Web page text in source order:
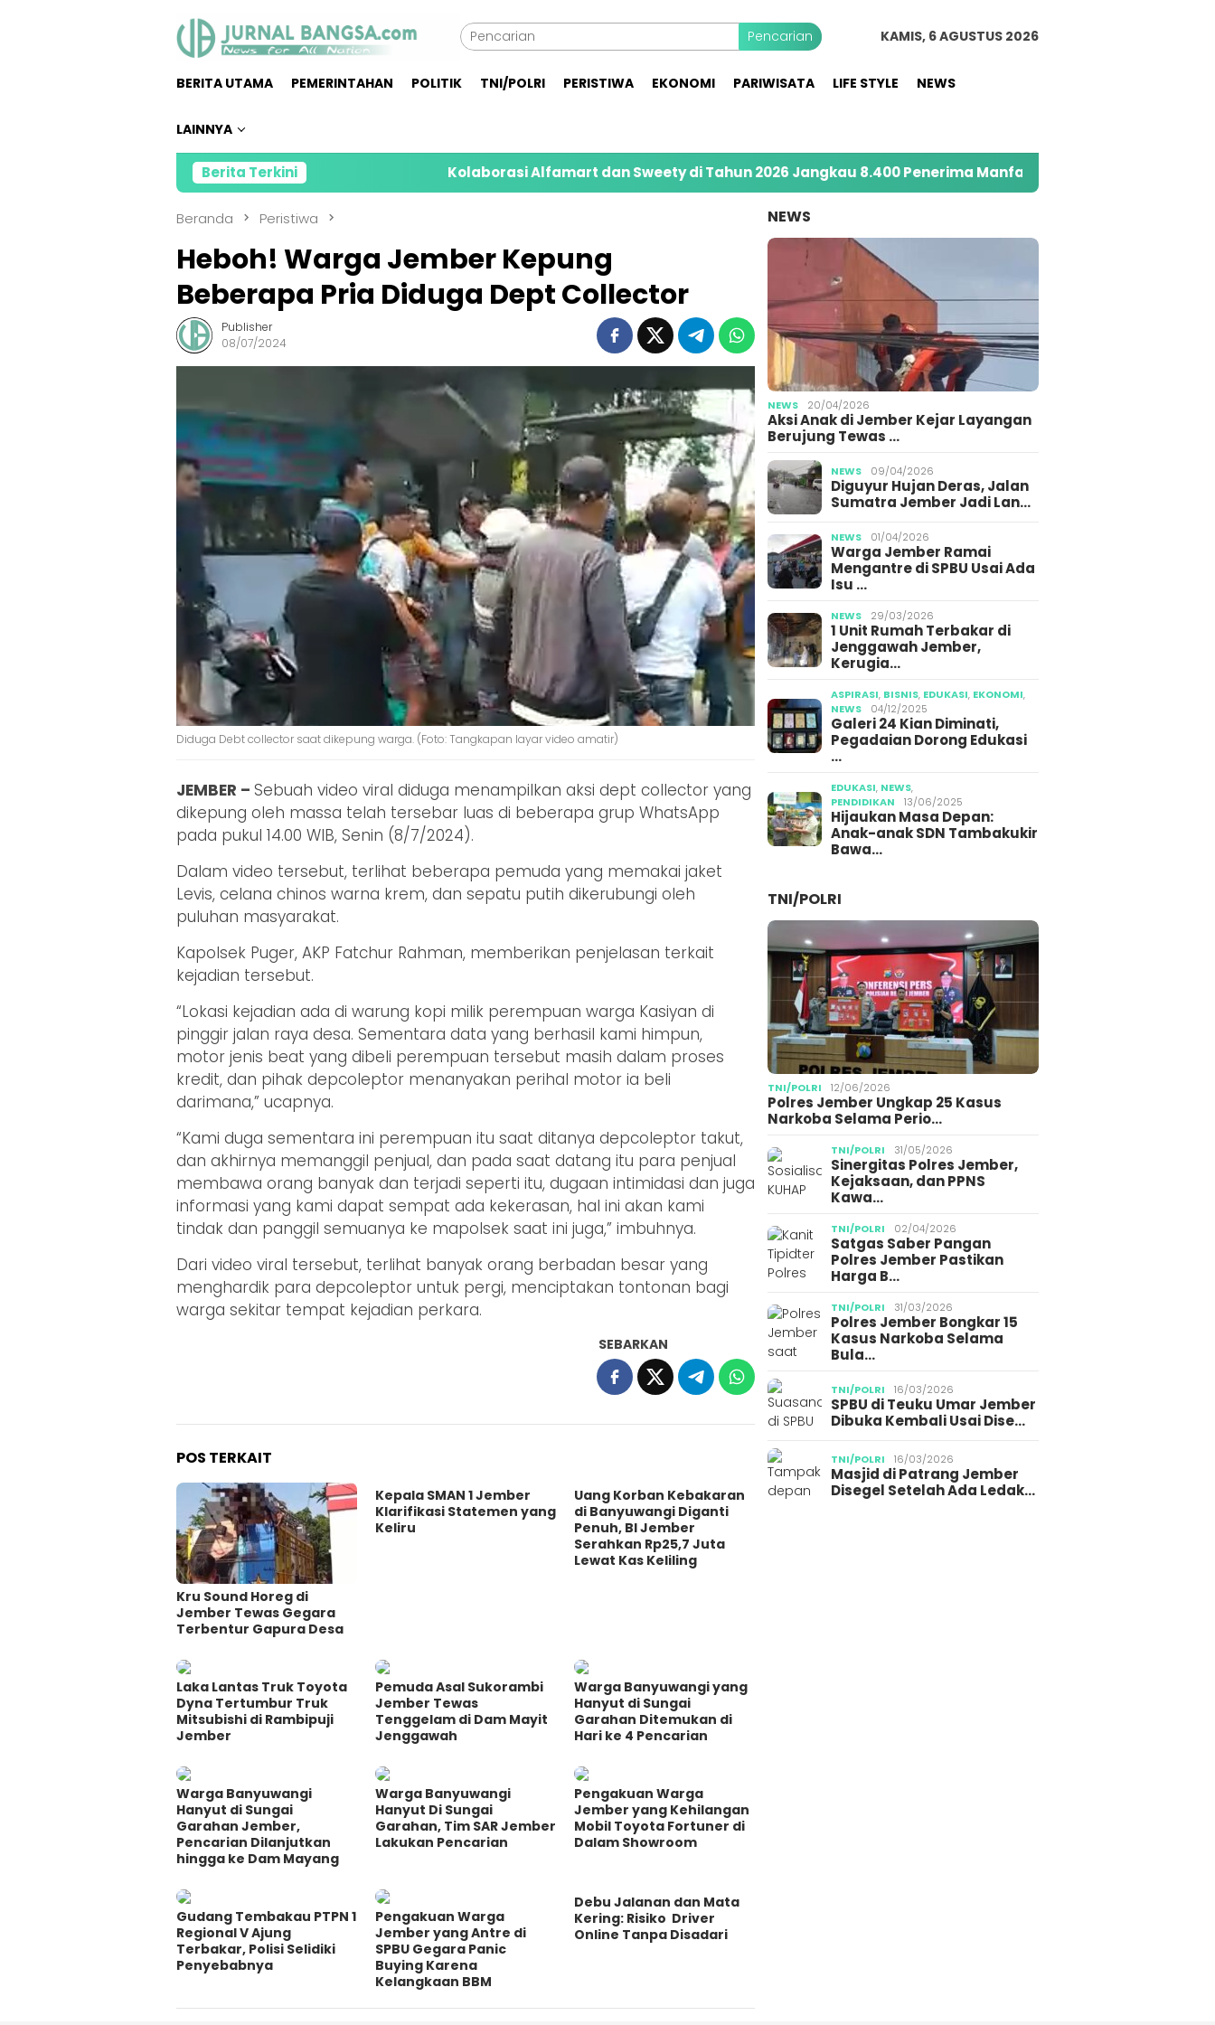
Pencarian KAMIS, 6 AGUSTUS 2026
BERITA UTAMA PEMERINTAHAN POLITIK TNI/POLRI PERISTIWA EKONOMI PARIWISATA LIFE STYLE NEWS
LAINNYA
Berita Terkini Kolaborasi Alfamart dan Sweety di Tahun 2026 Jangkau 8.400 Penerima Manfaat melalui Program Sahabat
Beranda Peristiwa
Heboh! Warga Jember Kepung
Beberapa Pria Diduga Dept Collector
Publisher
08/07/2024
Diduga Debt collector saat dikepung warga. (Foto: Tangkapan layar video amatir)
JEMBER – Sebuah video viral diduga menampilkan aksi dept collector yang
dikepung oleh massa telah tersebar luas di beberapa grup WhatsApp
pada pukul 14.00 WIB, Senin (8/7/2024).
Dalam video tersebut, terlihat beberapa pemuda yang memakai jaket
Levis, celana chinos warna krem, dan sepatu putih dikerubungi oleh
puluhan masyarakat.
Kapolsek Puger, AKP Fatchur Rahman, memberikan penjelasan terkait
kejadian tersebut.
“Lokasi kejadian ada di warung kopi milik perempuan warga Kasiyan di
pinggir jalan raya desa. Sementara data yang berhasil kami himpun,
motor jenis beat yang dibeli perempuan tersebut masih dalam proses
kredit, dan pihak depcoleptor menanyakan perihal motor ia beli
darimana,” ucapnya.
“Kami duga sementara ini perempuan itu saat ditanya depcoleptor takut,
dan akhirnya memanggil penjual, dan pada saat datang itu para penjual
membawa orang banyak dan terjadi seperti itu, dugaan intimidasi dan juga
informasi yang kami dapat sempat ada kekerasan, hal ini akan kami
tindak dan panggil semuanya ke mapolsek saat ini juga,” imbuhnya.
Dari video viral tersebut, terlihat banyak orang berbadan besar yang
menghardik para depcoleptor untuk pergi, menciptakan tontonan bagi
warga sekitar tempat kejadian perkara.
SEBARKAN
POS TERKAIT
Kru Sound Horeg di
Jember Tewas Gegara
Terbentur Gapura Desa
Kepala SMAN 1 Jember
Klarifikasi Statemen yang
Keliru
Uang Korban Kebakaran
di Banyuwangi Diganti
Penuh, BI Jember
Serahkan Rp25,7 Juta
Lewat Kas Keliling
Laka Lantas Truk Toyota
Dyna Tertumbur Truk
Mitsubishi di Rambipuji
Jember
Pemuda Asal Sukorambi
Jember Tewas
Tenggelam di Dam Mayit
Jenggawah
Warga Banyuwangi yang
Hanyut di Sungai
Garahan Ditemukan di
Hari ke 4 Pencarian
Warga Banyuwangi
Hanyut di Sungai
Garahan Jember,
Pencarian Dilanjutkan
hingga ke Dam Mayang
Warga Banyuwangi
Hanyut Di Sungai
Garahan, Tim SAR Jember
Lakukan Pencarian
Pengakuan Warga
Jember yang Kehilangan
Mobil Toyota Fortuner di
Dalam Showroom
Gudang Tembakau PTPN 1
Regional V Ajung
Terbakar, Polisi Selidiki
Penyebabnya
Pengakuan Warga
Jember yang Antre di
SPBU Gegara Panic
Buying Karena
Kelangkaan BBM
Debu Jalanan dan Mata
Kering: Risiko Driver
Online Tanpa Disadari
NEWS
NEWS 20/04/2026
Aksi Anak di Jember Kejar Layangan
Berujung Tewas …
NEWS 09/04/2026
Diguyur Hujan Deras, Jalan
Sumatra Jember Jadi Lan…
NEWS 01/04/2026
Warga Jember Ramai
Mengantre di SPBU Usai Ada
Isu …
NEWS 29/03/2026
1 Unit Rumah Terbakar di
Jenggawah Jember,
Kerugia…
ASPIRASI, BISNIS, EDUKASI, EKONOMI,
NEWS
04/12/2025
Galeri 24 Kian Diminati,
Pegadaian Dorong Edukasi
…
EDUKASI, NEWS,
PENDIDIKAN
13/06/2025
Hijaukan Masa Depan:
Anak-anak SDN Tambakukir
Bawa…
TNI/POLRI
TNI/POLRI 12/06/2026
Polres Jember Ungkap 25 Kasus
Narkoba Selama Perio…
TNI/POLRI 31/05/2026
Sinergitas Polres Jember,
Kejaksaan, dan PPNS
Kawa…
TNI/POLRI 02/04/2026
Satgas Saber Pangan
Polres Jember Pastikan
Harga B…
TNI/POLRI 31/03/2026
Polres Jember Bongkar 15
Kasus Narkoba Selama
Bula…
TNI/POLRI 16/03/2026
SPBU di Teuku Umar Jember
Dibuka Kembali Usai Dise…
TNI/POLRI 16/03/2026
Masjid di Patrang Jember
Disegel Setelah Ada Ledak…